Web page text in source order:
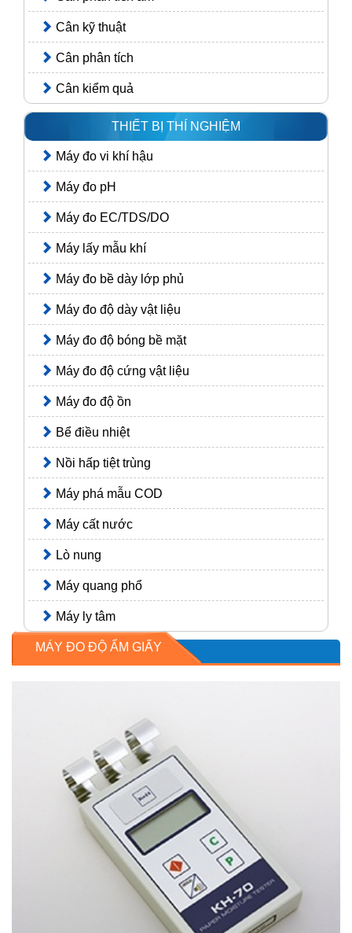
Cân kỹ thuật
Cân phân tích
Cân kiểm quả
THIẾT BỊ THÍ NGHIỆM
Máy đo vi khí hậu
Máy đo pH
Máy đo EC/TDS/DO
Máy lấy mẫu khí
Máy đo bề dày lớp phủ
Máy đo độ dày vật liệu
Máy đo độ bóng bề mặt
Máy đo độ cứng vật liệu
Máy đo độ ồn
Bể điều nhiệt
Nồi hấp tiệt trùng
Máy phá mẫu COD
Máy cất nước
Lò nung
Máy quang phổ
Máy ly tâm
MÁY ĐO ĐỘ ẨM GIẤY